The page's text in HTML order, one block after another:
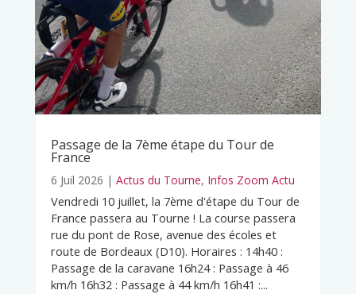
Passage de la 7ème étape du Tour de
France
6 Juil 2026 | Actus du Tourne, Infos Zoom Actu
Vendredi 10 juillet, la 7ème d'étape du Tour de
France passera au Tourne ! La course passera
rue du pont de Rose, avenue des écoles et
route de Bordeaux (D10). Horaires : 14h40 :
Passage de la caravane 16h24 : Passage à 46
km/h 16h32 : Passage à 44 km/h 16h41 :...